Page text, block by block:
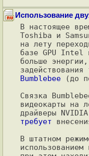
Использование
В настоящее
Toshiba и
на лету
базе GPU Intel
больше
Bumblebee (до
Cвязка
видеокарты на
требует
В штатном